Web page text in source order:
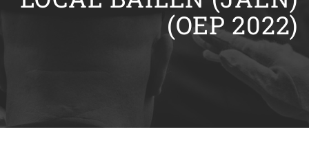
(OEP 2022)